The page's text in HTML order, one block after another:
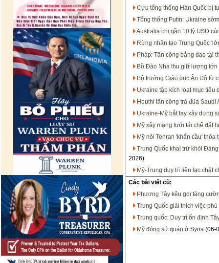
Cựu tổng thống Hàn Quốc bị
Tổng thống Putin: Ukraine
Australia chi gần 10 tỷ USD
Rừng nhân tạo Trung Quốc
Pháp: Tấn công bằng dao tại
Bồ Đào Nha thu giữ lượng
Bộ trưởng Giáo dục Ấn Độ từ
Ukraine tập kích loạt mục tiêu
Houthi tấn công trả đũa
Ukraine-Mỹ bắt tay xây dựng
Mỹ xây mạng lưới tái chế đất
Mỹ nói Tehran 'khẩn cầu'
Trung Quốc khai trừ khỏi
2026)
Mỹ-Trung duy trì liên lạc chặt
Các bài viết cũ:
Phương Tây kêu gọi tăng
Trung Quốc giải thích việc
Trung quốc: Duy trì ổn định
Mỹ đóng sứ quán ở Syria (06-